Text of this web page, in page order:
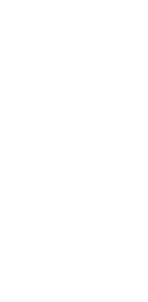
Una imagen dentro del marco
para ayudar a los usuarios a
Usted
ayudar a los usuarios a